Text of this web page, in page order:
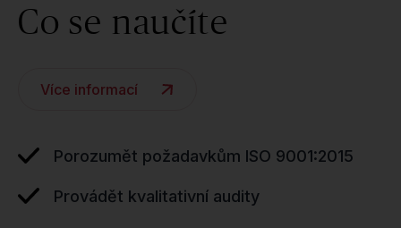
Co se naučíte
Více informací
Porozumět požadavkům ISO 9001:2015
Provádět kvalitativní audity